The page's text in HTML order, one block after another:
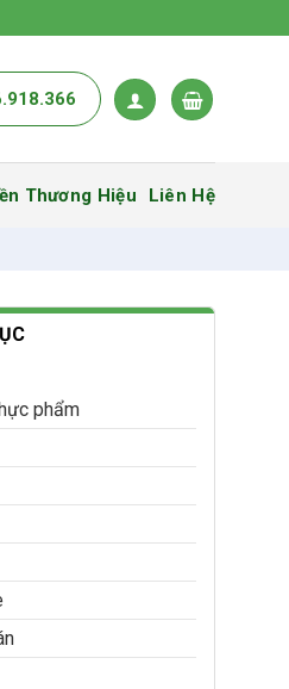
Thương Hiệu Liên Hệ
phẩm